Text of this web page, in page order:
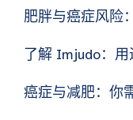
肥胖与癌症风险
了解 Imjudo：
癌症与减肥：你